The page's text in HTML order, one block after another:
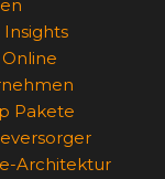
Insights
Pakete
Architektur